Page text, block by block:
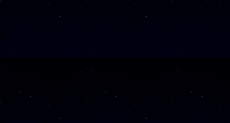
SAMSTAG
SAMSTAG
Alle